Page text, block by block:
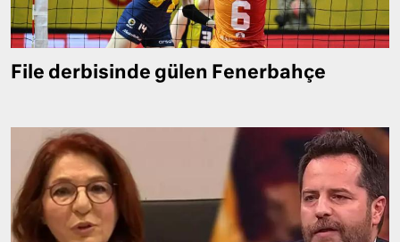
File derbisinde gülen Fenerbahçe